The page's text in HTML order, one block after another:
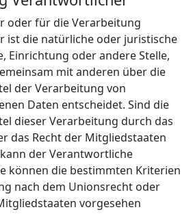
oder für die Verarbeitung
ist die natürliche oder juristische
Einrichtung oder andere Stelle,
mit anderen über die
der Verarbeitung von
Daten entscheidet. Sind die
dieser Verarbeitung durch das
das Recht der Mitgliedstaaten
der Verantwortliche
können die bestimmten Kriterien
nach dem Unionsrecht oder
vorgesehen